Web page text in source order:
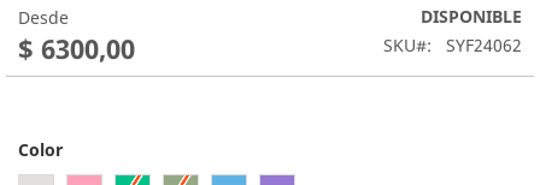
Desde
$ 6300,00
DISPONIBLE
SKU SYF24062
Color
galería
de
imágenes